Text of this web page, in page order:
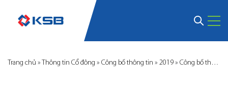
Trang chủ » Thông tin Cổ đông » Công bố thông tin » 2019 » Công bố thông tin KSB